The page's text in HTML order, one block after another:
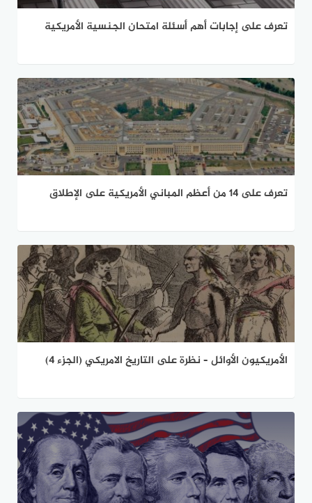
تعرف على إجابات أهم أسئلة امتحان الجنسية الأمريكية
تعرف على 14 من أعظم المباني الأمريكية على الإطلاق
الأمريكيون الأوائل – نظرة على التاريخ الامريكي (الجزء 4)